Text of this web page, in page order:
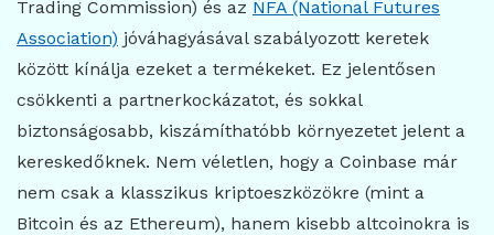
Trading Commission) és az NFA (National Futures
Association) jóváhagyásával szabályozott keretek
között kínálja ezeket a termékeket. Ez jelentősen
csökkenti a partnerkockázatot, és sokkal
biztonságosabb, kiszámíthatóbb környezetet jelent a
kereskedőknek. Nem véletlen, hogy a Coinbase már
nem csak a klasszikus kriptoeszközökre (mint a
Bitcoin és az Ethereum), hanem kisebb altcoinokra is